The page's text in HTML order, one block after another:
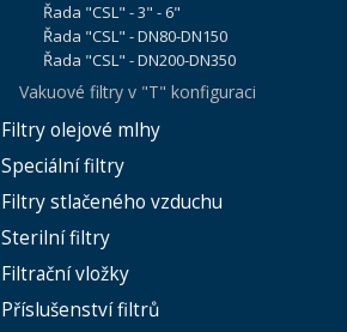
Řada "CSL" - 3" - 6"
Řada "CSL" - DN80-DN150
Řada "CSL" - DN200-DN350
Vakuové filtry v "T" konfiguraci
Filtry olejové mlhy
Speciální filtry
Filtry stlačeného vzduchu
Sterilní filtry
Filtrační vložky
Příslušenství filtrů